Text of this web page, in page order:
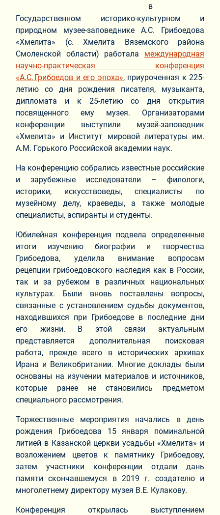
в
Государственном историко-культурном и
природном музее-заповеднике А.С. Грибоедова
«Хмелита» (с. Хмелита Вяземского района
Смоленской области) работала международная
научно-практическая конференция
«А.С. Грибоедов и его эпоха», приуроченная к 225-
летию со дня рождения писателя, музыканта,
дипломата и к 25-летию со дня открытия
посвященного ему музея. Организаторами
конференции выступили музей-заповедник
«Хмелита» и Институт мировой литературы им.
А.М. Горького Российской академии наук.
На конференцию собрались известные российские
и зарубежные исследователи – филологи,
историки, искусствоведы, специалисты по
музейному делу, краеведы, а также молодые
специалисты, аспиранты и студенты.
Юбилейная конференция подвела определенные
итоги изучению биографии и творчества
Грибоедова, уделила внимание вопросам
рецепции грибоедовского наследия как в России,
так и за рубежом в различных национальных
культурах. Были вновь поставлены вопросы,
связанные с установлением судьбы документов,
находившихся при Грибоедове в последние дни
его жизни. В этой связи актуальным
представляется дополнительная поисковая
работа, прежде всего в исторических архивах
Ирана и Великобритании. Многие доклады были
основаны на изучении материалов и источников,
которые ранее не становились предметом
специального рассмотрения.
Торжественные мероприятия начались в день
рождения Грибоедова 15 января поминальной
литией в Казанской церкви усадьбы «Хмелита» и
возложением цветов к памятнику Грибоедову,
затем участники конференции отдали дань
памяти скончавшемуся в 2019 г. создателю и
многолетнему директору музея В.Е. Кулакову.
Конференция открылась выступлением